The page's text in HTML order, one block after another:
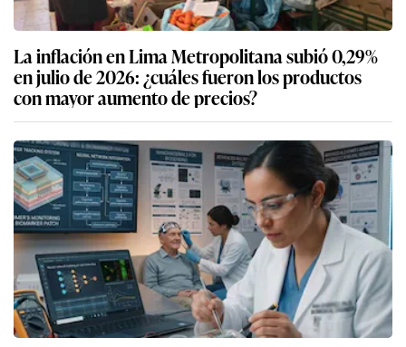
La inflación en Lima Metropolitana subió 0,29%
en julio de 2026: ¿cuáles fueron los productos
con mayor aumento de precios?